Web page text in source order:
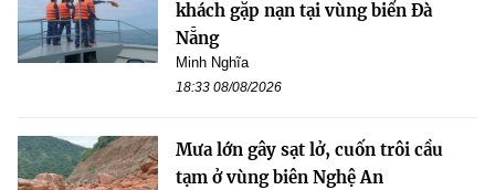
khách gặp nạn tại vùng biển Đà
Nẵng
Minh Nghĩa
18:33 08/08/2026
Mưa lớn gây sạt lở, cuốn trôi cầu
tạm ở vùng biên Nghệ An